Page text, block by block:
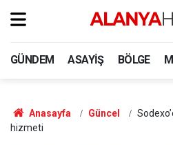
GÜNDEM ASAYIŞ BÖLGE
Anasayfa Güncel
hizmeti